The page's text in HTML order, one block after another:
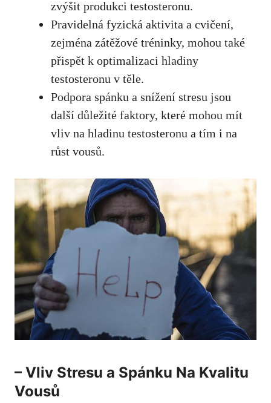
zvýšit produkci testosteronu.
Pravidelná fyzická aktivita a cvičení,
zejména zátěžové tréninky, mohou také
přispět k optimalizaci ​hladiny⁢
testosteronu v těle.
Podpora spánku a snížení stresu jsou
⁤další důležité faktory, které mohou mít
vliv na hladinu testosteronu a tím ‍i na
růst vousů.
– Vliv‍ Stresu a Spánku Na Kvalitu
Vousů